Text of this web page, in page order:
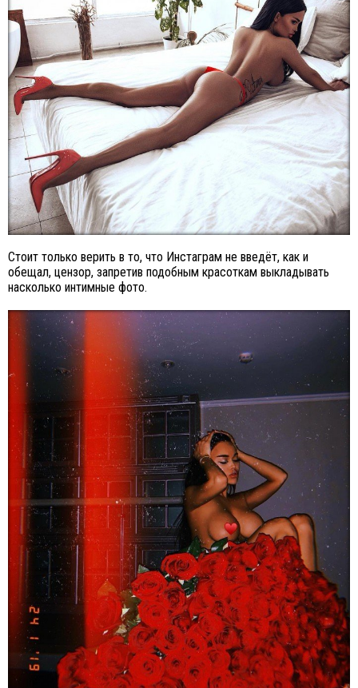
Стоит только верить в то, что Инстаграм не введёт, как и
обещал, цензор, запретив подобным красоткам выкладывать
насколько интимные фото.